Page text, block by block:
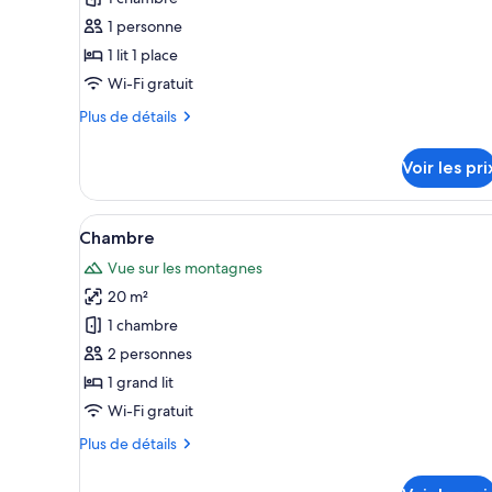
ce
type
de
chambre :
Chambre
1 personne
1 lit 1 place
Wi-Fi gratuit
Plus de détails
Plus
le
type
de
Chambre
Simple
Voir les
Afficher
toutes
les
photos
pour
ce
type
de
chambre :
Chambre
Une salle de bain avec une
26
Chambre
Vue sur les montagnes
20 m²
1 chambre
2 personnes
1 grand lit
Wi-Fi gratuit
Plus de détails
Plus